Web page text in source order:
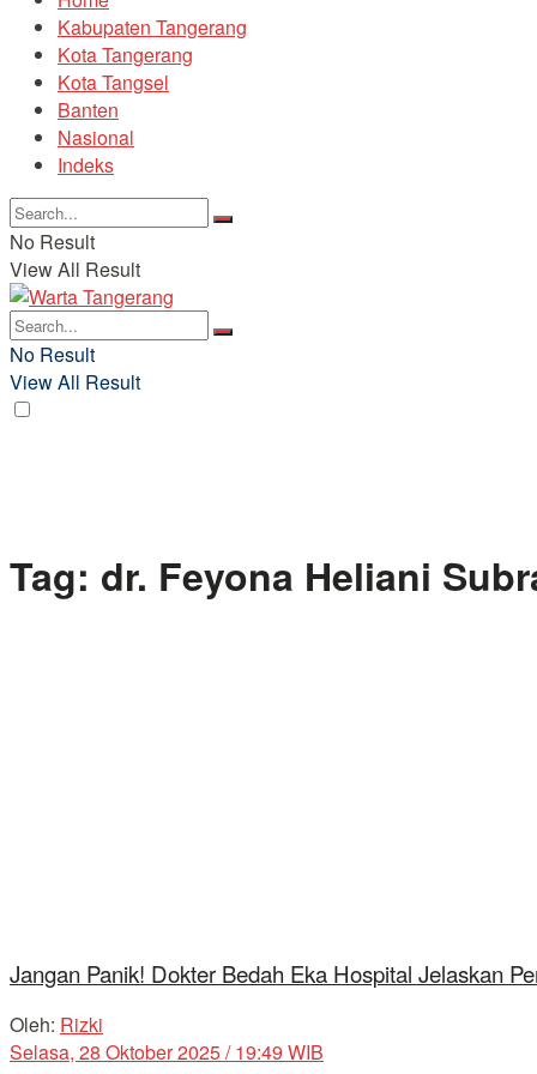
Kabupaten Tangerang
Kota Tangerang
Kota Tangsel
Banten
Nasional
Indeks
No Result
View All Result
No Result
View All Result
Tag: dr. Feyona Heliani
Jangan Panik! Dokter Bedah Eka Hospital Jelaskan
Oleh: Rizki
Selasa, 28 Oktober 2025 / 19:49 WIB